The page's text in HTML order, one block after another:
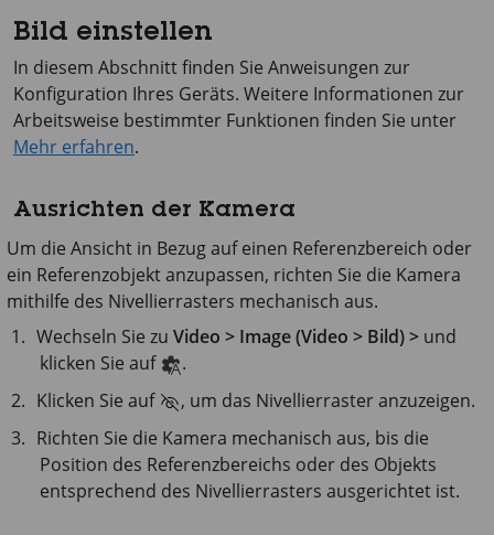
Bild einstellen
In diesem Abschnitt finden Sie Anweisungen zur
Konfiguration Ihres Geräts. Weitere Informationen zur
Arbeitsweise bestimmter Funktionen finden Sie unter
Mehr erfahren.
Ausrichten der Kamera
Um die Ansicht in Bezug auf einen Referenzbereich oder
ein Referenzobjekt anzupassen, richten Sie die Kamera
mithilfe des Nivellierrasters mechanisch aus.
Wechseln Sie zuVideo > Image (Video > Bild) > und
klicken Sie auf
.
Klicken Sie auf
, um das Nivellierraster anzuzeigen.
Richten Sie die Kamera mechanisch aus, bis die
Position des Referenzbereichs oder des Objekts
entsprechend des Nivellierrasters ausgerichtet ist.